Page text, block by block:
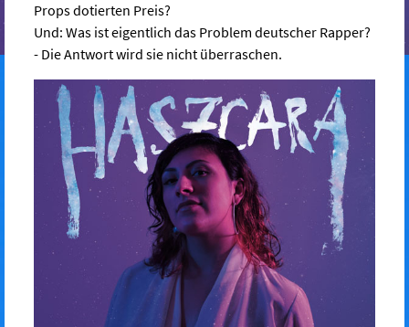
Props dotierten Preis?
Und: Was ist eigentlich das Problem deutscher Rapper?
- Die Antwort wird sie nicht überraschen.